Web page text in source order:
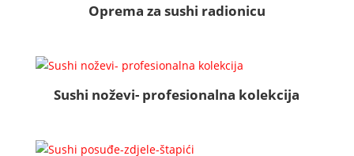
Oprema za sushi radionicu
Sushi noževi- profesionalna kolekcija